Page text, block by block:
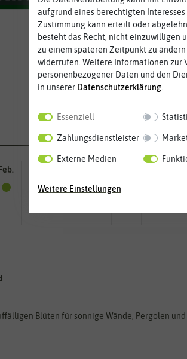
Feb.
Blüten für sonnige Wände, Pergolen und
aufgrund eines berechtigten
Zustimmung kann erteilt oder
besteht das Recht, nicht einzuwilligen
zu einem späteren Zeitpunkt zu ändern
widerrufen. Weitere Informationen zur
personenbezogener Daten und den
in unserer Daten­schutz­erklärung
Essenziell
Zahlungsdienstleister
Externe Medien
Weitere Einstellungen